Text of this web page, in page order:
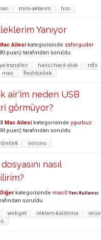
mini-aktarım hızı
Yanıyor
Mac Ailesi kategorisinde zaferguder
puan) tarafından soruldu
transferi harici-hard-disk
ntfs
mac flashbellek
air'im neden USB
görmüyor?
Mac Ailesi kategorisinde ygurbuz
puan) tarafından soruldu
sorunu
nasıl
Diğerkategorisinde mac0 Yeni Kullanıcı
soruldu
webget reklam-kaldırma
virüs